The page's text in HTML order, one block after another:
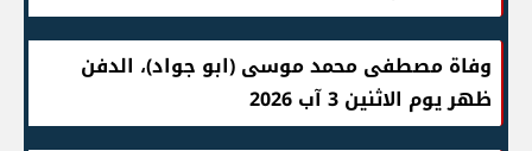
وفاة مصطفى محمد موسى (ابو جواد)، الدفن
ظهر يوم الاثنين 3 آب 2026